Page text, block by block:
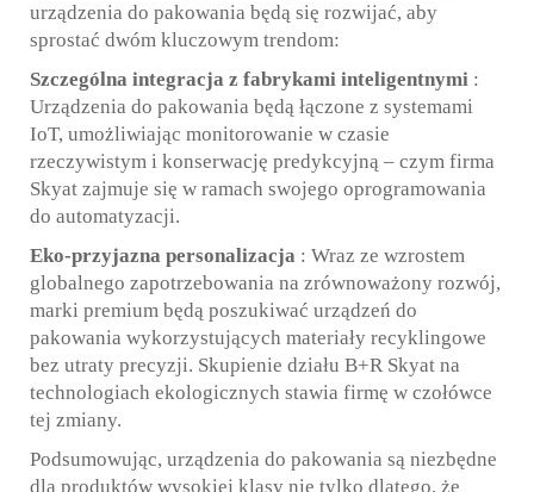
urządzenia do pakowania będą się rozwijać, aby
sprostać dwóm kluczowym trendom:
Szczególna integracja z fabrykami inteligentnymi :
Urządzenia do pakowania będą łączone z systemami
IoT, umożliwiając monitorowanie w czasie
rzeczywistym i konserwację predykcyjną – czym firma
Skyat zajmuje się w ramach swojego oprogramowania
do automatyzacji.
Eko-przyjazna personalizacja : Wraz ze wzrostem
globalnego zapotrzebowania na zrównoważony rozwój,
marki premium będą poszukiwać urządzeń do
pakowania wykorzystujących materiały recyklingowe
bez utraty precyzji. Skupienie działu B+R Skyat na
technologiach ekologicznych stawia firmę w czołówce
tej zmiany.
Podsumowując, urządzenia do pakowania są niezbędne
dla produktów wysokiej klasy nie tylko dlatego, że